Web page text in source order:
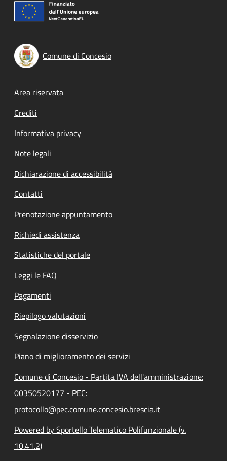
Comune di Concesio
Footer menu
Area riservata
Crediti
Informativa privacy
Note legali
Dichiarazione di accessibilità
Contatti
Prenotazione appuntamento
Richiedi assistenza
Statistiche del portale
Leggi le FAQ
Pagamenti
Riepilogo valutazioni
Segnalazione disservizio
Piano di miglioramento dei servizi
Comune di Concesio - Partita IVA dell'amministrazione:
00350520177 - PEC:
protocollo@pec.comune.concesio.brescia.it
Powered by Sportello Telematico Polifunzionale (v.
10.41.2)